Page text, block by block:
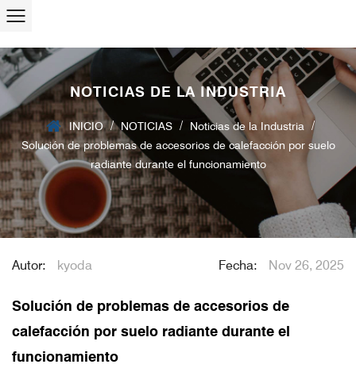
NOTICIAS DE LA INDUSTRIA
INICIO / NOTICIAS / Noticias de la Industria
/
Solución de problemas de accesorios de calefacción por suelo
radiante durante el funcionamiento
Autor: kyoda Fecha: Nov 26, 2025
Solución de problemas de accesorios de
calefacción por suelo radiante durante el
funcionamiento